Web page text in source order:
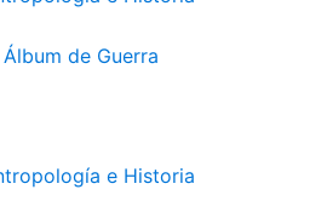
de Guerra
e Historia